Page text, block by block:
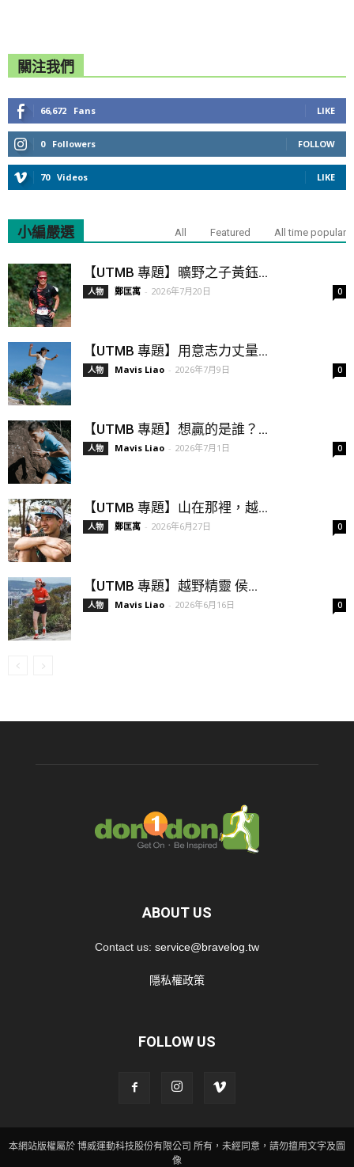
關注我們
66,672 Fans LIKE
0 Followers FOLLOW
70 Videos LIKE
小編嚴選 All Featured All time popular
【UTMB 專題】曠野之子黃鈺...
人物 鄭匡寓 - 2026年7月20日 0
【UTMB 專題】用意志力丈量...
人物 Mavis Liao - 2026年7月9日 0
【UTMB 專題】想贏的是誰？...
人物 Mavis Liao - 2026年7月1日 0
【UTMB 專題】山在那裡，越...
人物 鄭匡寓 - 2026年6月27日 0
【UTMB 專題】越野精靈 侯...
人物 Mavis Liao - 2026年6月16日 0
ABOUT US
Contact us: service@bravelog.tw
隱私權政策
FOLLOW US
本網站版權屬於 博威運動科技股份有限公司 所有，未經同意，請勿擅用文字及圖
像